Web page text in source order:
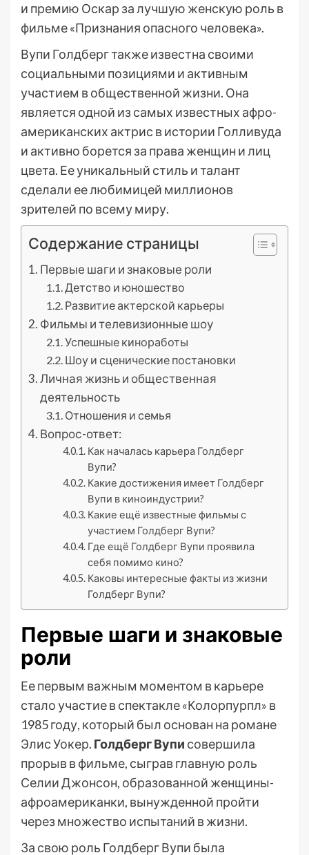
и премию Оскар за лучшую женскую роль в
фильме «Признания опасного человека».
Вупи Голдберг также известна своими
социальными позициями и активным
участием в общественной жизни. Она
является одной из самых известных афро-
американских актрис в истории Голливуда
и активно борется за права женщин и лиц
цвета. Ее уникальный стиль и талант
сделали ее любимицей миллионов
зрителей по всему миру.
Содержание страницы
Первые шаги и знаковые роли
Детство и юношество
Развитие актерской карьеры
Фильмы и телевизионные шоу
Успешные киноработы
Шоу и сценические постановки
Личная жизнь и общественная
деятельность
Отношения и семья
Вопрос-ответ:
Как началась карьера Голдберг
Вупи?
Какие достижения имеет Голдберг
Вупи в киноиндустрии?
Какие ещё известные фильмы с
участием Голдберг Вупи?
Где ещё Голдберг Вупи проявила
себя помимо кино?
Каковы интересные факты из жизни
Голдберг Вупи?
Первые шаги и знаковые
роли
Ее первым важным моментом в карьере
стало участие в спектакле «Колорпурпл» в
1985 году, который был основан на романе
Элис Уокер. Голдберг Вупи совершила
прорыв в фильме, сыграв главную роль
Селии Джонсон, образованной женщины-
афроамериканки, вынужденной пройти
через множество испытаний в жизни.
За свою роль Голдберг Вупи была